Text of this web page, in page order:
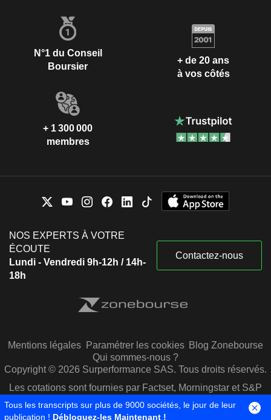
N°1 du Conseil
Boursier
+ de 20 ans
à vos côtés
+ 1 300 000
membres
NOS EXPERTS À VOTRE
ÉCOUTE
Lundi - Vendredi 9h-12h / 14h-
18h
Contactez-nous
Mentions légales Paramétrer les cookies Blog Zonebourse
Qui sommes-nous ?
Copyright © 2026 Surperformance SAS. Tous droits réservés.
Les cotations sont fournies par Factset, Morningstar et S&P
Capital IQ
Tous les transcripts sur plus de 9000 sociétés, le jour de leur
publication ! Débloquez-les Maintenant !